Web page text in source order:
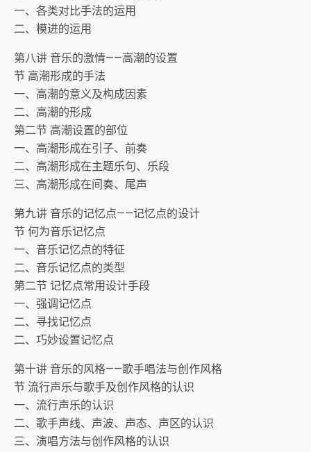
一、各类对比手法的运用
二、模进的运用
第八讲 音乐的激情——高潮的设置
节 高潮形成的手法
一、高潮的意义及构成因素
二、高潮的形成
第二节 高潮设置的部位
一、高潮形成在引子、前奏
二、高潮形成在主题乐句、乐段
三、高潮形成在间奏、尾声
第九讲 音乐的记忆点——记忆点的设计
节 何为音乐记忆点
一、音乐记忆点的特征
二、音乐记忆点的类型
第二节 记忆点常用设计手段
一、强调记忆点
二、寻找记忆点
二、巧妙设置记忆点
第十讲 音乐的风格——歌手唱法与创作风格
节 流行声乐与歌手及创作风格的认识
一、流行声乐的认识
二、歌手声线、声波、声态、声区的认识
三、演唱方法与创作风格的认识